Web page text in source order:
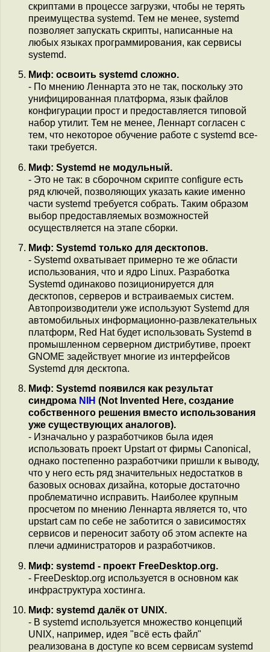
скриптами в процессе загрузки, чтобы не терять
преимущества systemd. Тем не менее, systemd
позволяет запускать скрипты, написанные на
любых языках программирования, как сервисы
systemd.
Миф: освоить systemd сложно.
- По мнению Леннарта это не так, поскольку это
унифицированная платформа, язык файлов
конфигурации прост и предоставляется типовой
набор утилит. Тем не менее, Леннарт согласен с
тем, что некоторое обучение работе с systemd все-
таки требуется.
Миф: Systemd не модульный.
- Это не так: в сборочном скрипте configure есть
ряд ключей, позволяющих указать какие именно
части systemd требуется собрать. Таким образом
выбор предоставляемых возможностей
осуществляется на этапе сборки.
Миф: Systemd только для десктопов.
- Systemd охватывает примерно те же области
использования, что и ядро Linux. Разработка
Systemd одинаково позиционируется для
десктопов, серверов и встраиваемых систем.
Автопроизводители уже используют Systemd для
автомобильных информационно-развлекательных
платформ, Red Hat будет использовать Systemd в
промышленном серверном дистрибутиве, проект
GNOME задействует многие из интерфейсов
Systemd для десктопа.
Миф: Systemd появился как результат
синдрома NIH (Not Invented Here, создание
собственного решения вместо использования
уже существующих аналогов).
- Изначально у разработчиков была идея
использовать проект Upstart от фирмы Canonical,
однако постепенно разработчики пришли к выводу,
что у него есть ряд значительных недостатков в
базовых основах дизайна, которые достаточно
проблематично исправить. Наиболее крупным
просчетом по мнению Леннарта является то, что
upstart сам по себе не заботится о зависимостях
сервисов и переносит заботу об этом аспекте на
плечи администраторов и разработчиков.
Миф: systemd - проект FreeDesktop.org.
- FreeDesktop.org используется в основном как
инфраструктура хостинга.
Миф: systemd далёк от UNIX.
- В systemd используется множество концепций
UNIX, например, идея "всё есть файл"
реализована в доступе ко всем сервисам systemd